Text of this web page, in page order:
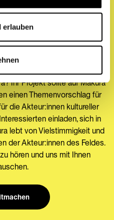
erlauben
ideas
Ihr Projekt sollte auf Makura
einen Themenvorschlag für
die Akteur:innen kultureller
einladen, sich in
lebt von Vielstimmigkeit und
der Akteur:innen des Feldes.
hören und uns mit Ihnen